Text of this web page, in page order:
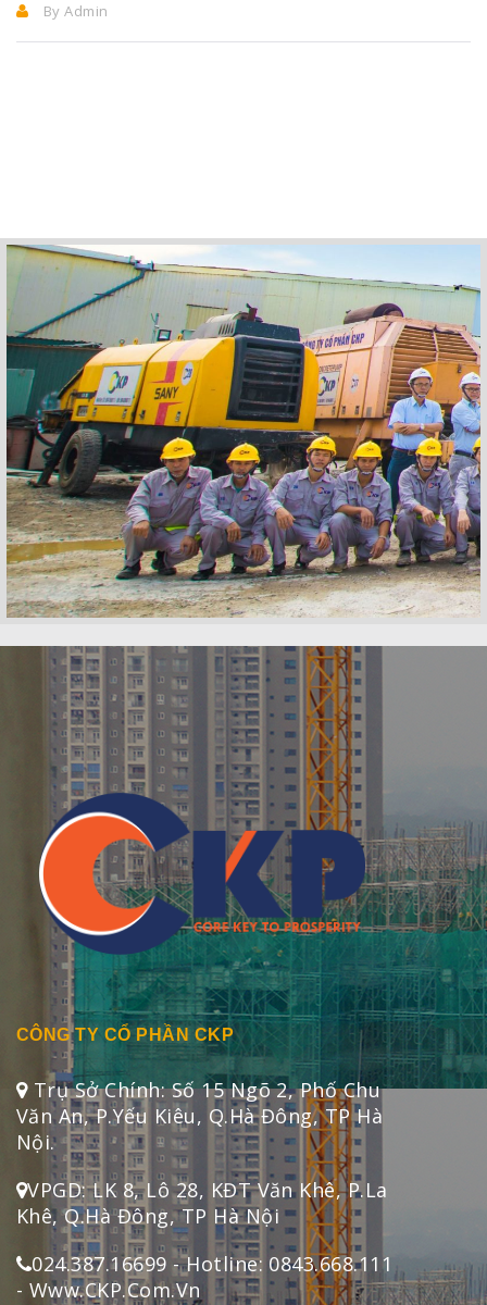
By Admin
CÔNG TY CỔ PHẦN CKP
Trụ Sở Chính: Số 15 Ngõ 2, Phố Chu
Văn An, P.Yếu Kiêu, Q.Hà Đông, TP Hà
Nội.
VPGD: LK 8, Lô 28, KĐT Văn Khê, P.La
Khê, Q.Hà Đông, TP Hà Nội
024.387.16699 - Hotline: 0843.668.111
- Www.CKP.Com.Vn